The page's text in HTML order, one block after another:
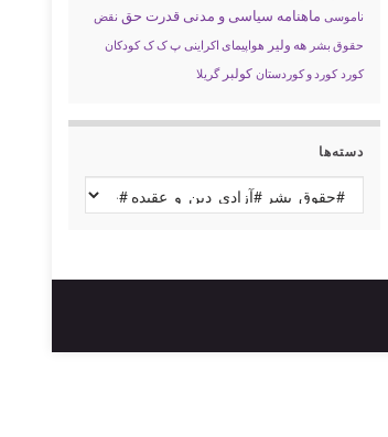
ناموسی ماهنامه سیاسی و مدنی قدرت حق نقض
حقوق بشر هه ولیر هواپیمای اکراینی پ ک ک کودکان
کورد کورد و کوردستان کولبر گریلا
دسته‌ها
دسته‌ها